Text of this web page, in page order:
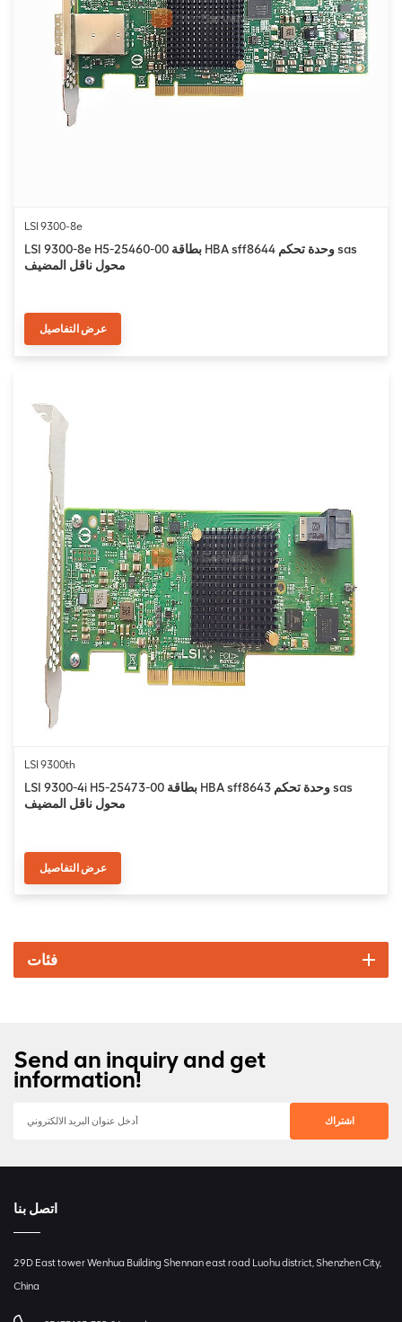
LSI 9300-8e
LSI 9300-8e H5-25460-00 بطاقة HBA sff8644 وحدة تحكم sas
محول ناقل المضيف
عرض التفاصيل
LSI 9300th
LSI 9300-4i H5-25473-00 بطاقة HBA sff8643 وحدة تحكم sas
محول ناقل المضيف
عرض التفاصيل
فئات
Send an inquiry and get
information!
اتصل بنا
29D East tower Wenhua Building Shennan east road Luohu district, Shenzhen City,
China